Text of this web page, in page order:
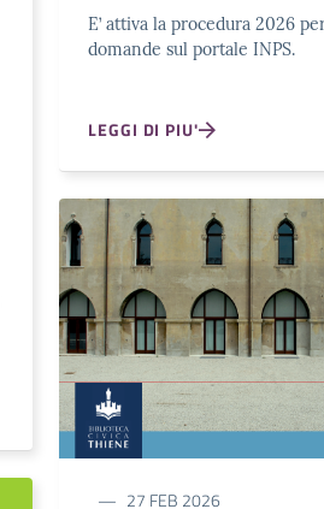
E’ attiva la procedura 2026
domande sul portale INPS.
LEGGI DI PIU'
27 FEB 2026